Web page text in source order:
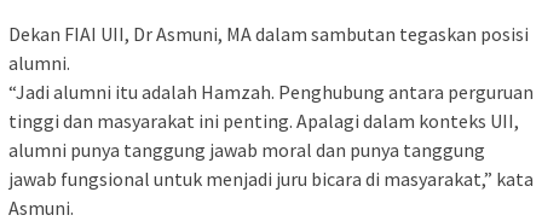
Dekan FIAI UII, Dr Asmuni, MA dalam sambutan tegaskan posisi
alumni.
“Jadi alumni itu adalah Hamzah. Penghubung antara perguruan
tinggi dan masyarakat ini penting. Apalagi dalam konteks UII,
alumni punya tanggung jawab moral dan punya tanggung
jawab fungsional untuk menjadi juru bicara di masyarakat,” kata
Asmuni.